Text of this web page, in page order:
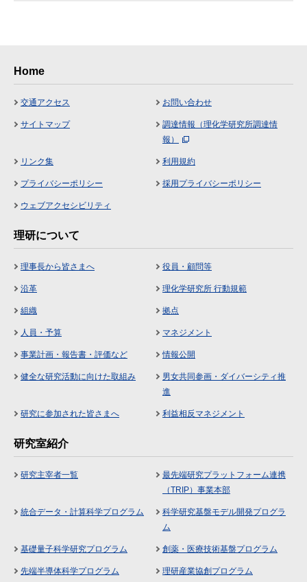
Home
交通アクセス お問い合わせ
サイトマップ
調達情報（理化学研究所調達情
報）
リンク集 利用規約
プライバシーポリシー 採用プライバシーポリシー
ウェブアクセシビリティ
理研について
理事長から皆さまへ 役員・顧問等
沿革 理化学研究所 行動規範
組織 拠点
人員・予算 マネジメント
事業計画・報告書・評価など 情報公開
健全な研究活動に向けた取組み
男女共同参画・ダイバーシティ推
進
研究に参加された皆さまへ 利益相反マネジメント
研究室紹介
研究主宰者一覧
最先端研究プラットフォーム連携
（TRIP）事業本部
統合データ・計算科学プログラム
科学研究基盤モデル開発プログラ
ム
基礎量子科学研究プログラム 創薬・医療技術基盤プログラム
先端半導体科学プログラム 理研産業協創プログラム